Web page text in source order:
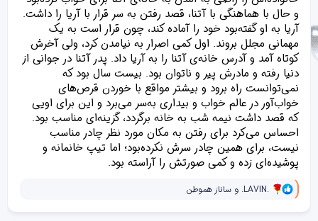
و حال با هماهنگی با آتنا، قصد رفتن به سر قرار با آریا را داشت.
آریا به او گفته‌بود خود را آماده کند، چون قرار است به یک
مهمانی مجلل بروند. اول کمی اصرار به نیامدن کرد، ولی آخرش
کوتاه آمد و آدرس خانه‌ی آتنا را به آریا داد. پدر آتنا در جوانی از
دنیا رفته و مادرش پیر و ناتوان بود. بیست سال بود که
نمی‌توانست راه برود و بیشتر مواقع با خوردن قرص‌های
خواب‌آور در عالم خواب و بیداری به‌سر می‌برد و این برای اویی
که قصد داشت نیمه شب به خانه برگردد، گزینه‌ای مناسب بود.
احساس می‌کرد برای رفتن به مکان مورد نظر چادر مناسب
نیست، برای همین چادر سرش نکرده‌بود؛ اما تیپ خانمانه و
پوشیده‌ای زده و کمی صورتش را آراسته بود.
و
ک
.LAVIN. و ساناز هموطن